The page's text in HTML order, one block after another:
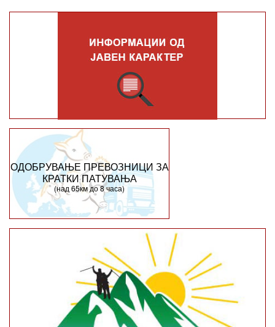
ОДОБРУВАЊЕ ПРЕВОЗНИЦИ ЗА
КРАТКИ ПАТУВАЊА
(над 65км до 8 часа)